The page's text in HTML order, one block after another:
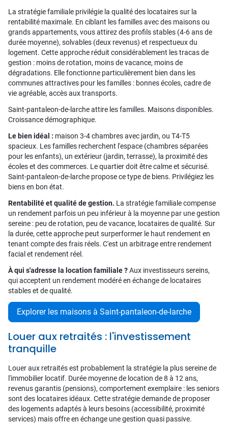
La stratégie familiale privilégie la qualité des locataires sur la
rentabilité maximale. En ciblant les familles avec des maisons ou
grands appartements, vous attirez des profils stables (4-6 ans de
durée moyenne), solvables (deux revenus) et respectueux du
logement. Cette approche réduit considérablement les tracas de
gestion : moins de rotation, moins de vacance, moins de
dégradations. Elle fonctionne particulièrement bien dans les
communes attractives pour les familles : bonnes écoles, cadre de
vie agréable, accès aux transports.
Saint-pantaleon-de-larche attire les familles. Maisons disponibles.
Croissance démographique.
Le bien idéal : maison 3-4 chambres avec jardin, ou T4-T5
spacieux. Les familles recherchent l'espace (chambres séparées
pour les enfants), un extérieur (jardin, terrasse), la proximité des
écoles et des commerces. Le quartier doit être calme et sécurisé.
Saint-pantaleon-de-larche propose ce type de biens. Privilégiez les
biens en bon état.
Rentabilité et qualité de gestion. La stratégie familiale compense
un rendement parfois un peu inférieur à la moyenne par une gestion
sereine : peu de rotation, peu de vacance, locataires de qualité. Sur
la durée, cette approche peut surperformer le haut rendement en
tenant compte des frais réels. C'est un arbitrage entre rendement
facial et rendement réel.
À qui s'adresse la location familiale ?Aux investisseurs sereins,
qui acceptent un rendement modéré en échange de locataires
stables et de qualité.
Explorer les maisons à Saint-pantaleon-de-larche
Louer aux retraités : l'investissement
tranquille
Louer aux retraités est probablement la stratégie la plus sereine de
l'immobilier locatif. Durée moyenne de location de 8 à 12 ans,
revenus garantis (pensions), comportement exemplaire : les seniors
sont des locataires idéaux. Cette stratégie demande de proposer
des logements adaptés à leurs besoins (accessibilité, proximité
services) mais offre en échange une gestion quasi passive.